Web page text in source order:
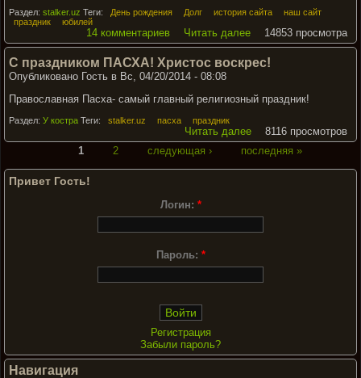
Раздел: stalker.uz Теги: День рождения Долг история сайта
наш сайт
праздник
юбилей
14 комментариев Читать далее 14853 просмотра
С праздником ПАСХА! Христос воскрес!
Опубликовано Гость в Вс, 04/20/2014 - 08:08
Православная Пасха- самый главный религиозный праздник!
Раздел: У костра Теги: stalker.uz пасха праздник
Читать далее
8116 просмотров
1
2 следующая › последняя »
Привет Гость!
Логин: *
Пароль: *
Регистрация
Забыли пароль?
Навигация